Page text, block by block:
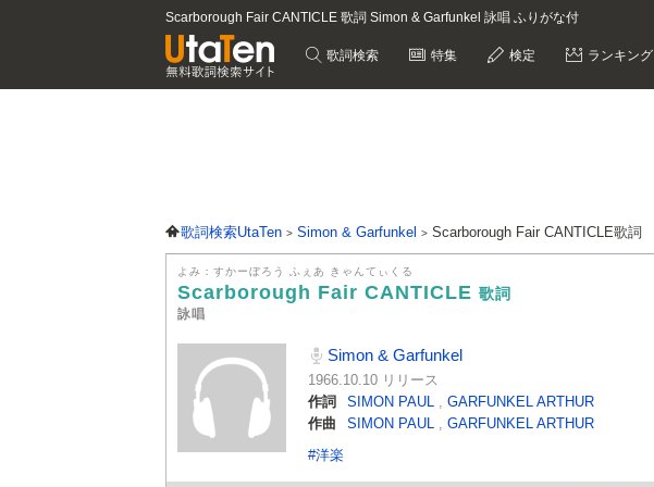
Scarborough Fair CANTICLE 歌詞 Simon & Garfunkel 詠唱 ふりがな付
歌詞検索 特集 検定 ランキング
歌詞検索UtaTen Simon & Garfunkel Scarborough Fair CANTICLE歌詞
よみ：すかーぼろう ふぇあ きゃんてぃくる
Scarborough Fair CANTICLE 歌詞
詠唱
Simon & Garfunkel
1966.10.10 リリース
作詞
SIMON PAUL , GARFUNKEL ARTHUR
作曲
SIMON PAUL , GARFUNKEL ARTHUR
#洋楽